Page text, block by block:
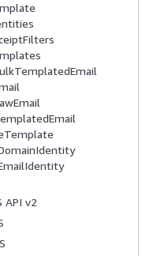
API v2